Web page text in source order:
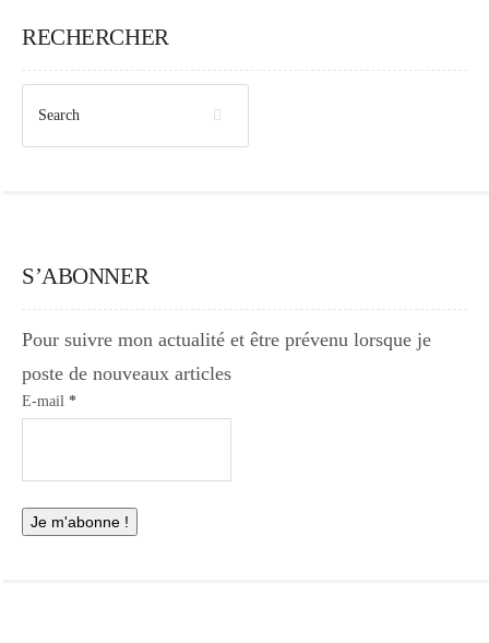
RECHERCHER
S’ABONNER
Pour suivre mon actualité et être prévenu lorsque je
poste de nouveaux articles
E-mail *